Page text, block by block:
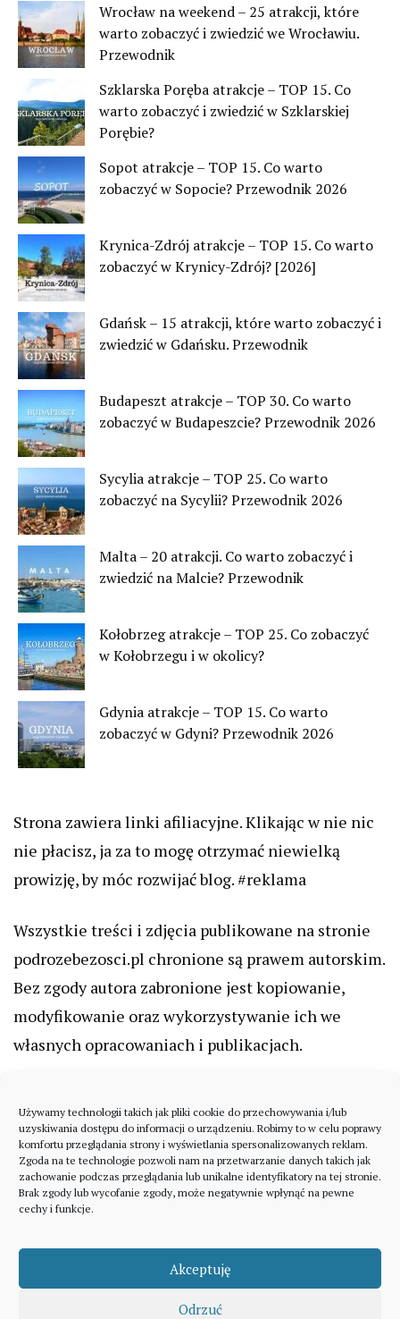
Używamy technologii takich jak pliki cookie do przechowywania i/lub
uzyskiwania dostępu do informacji o urządzeniu. Robimy to w celu poprawy
komfortu przeglądania strony i wyświetlania spersonalizowanych reklam.
Zgoda na te technologie pozwoli nam na przetwarzanie danych takich jak
zachowanie podczas przeglądania lub unikalne identyfikatory na tej stronie.
Brak zgody lub wycofanie zgody, może negatywnie wpłynąć na pewne
cechy i funkcje.
Akceptuję
Odrzuć
Wrocław na weekend – 25 atrakcji, które
warto zobaczyć i zwiedzić we Wrocławiu.
Przewodnik
Szklarska Poręba atrakcje – TOP 15. Co
warto zobaczyć i zwiedzić w Szklarskiej
Porębie?
Sopot atrakcje – TOP 15. Co warto
zobaczyć w Sopocie? Przewodnik 2026
Krynica-Zdrój atrakcje – TOP 15. Co warto
zobaczyć w Krynicy-Zdrój? [2026]
Gdańsk – 15 atrakcji, które warto zobaczyć i
zwiedzić w Gdańsku. Przewodnik
Budapeszt atrakcje – TOP 30. Co warto
zobaczyć w Budapeszcie? Przewodnik 2026
Sycylia atrakcje – TOP 25. Co warto
zobaczyć na Sycylii? Przewodnik 2026
Malta – 20 atrakcji. Co warto zobaczyć i
zwiedzić na Malcie? Przewodnik
Kołobrzeg atrakcje – TOP 25. Co zobaczyć
w Kołobrzegu i w okolicy?
Gdynia atrakcje – TOP 15. Co warto
zobaczyć w Gdyni? Przewodnik 2026
Strona zawiera linki afiliacyjne. Klikając w nie nic
nie płacisz, ja za to mogę otrzymać niewielką
prowizję, by móc rozwijać blog. #reklama
Wszystkie treści i zdjęcia publikowane na stronie
podrozebezosci.pl chronione są prawem autorskim.
Bez zgody autora zabronione jest kopiowanie,
modyfikowanie oraz wykorzystywanie ich we
własnych opracowaniach i publikacjach.